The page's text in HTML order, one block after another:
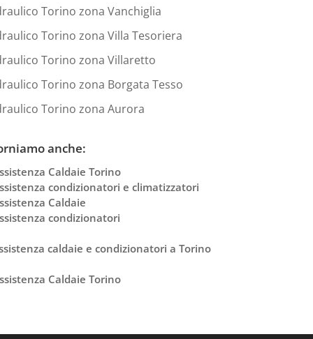
Torino zona Vanchiglia
Torino zona Villa Tesoriera
Torino zona Villaretto
Torino zona Borgata Tesso
Torino zona Aurora
anche:
Caldaie Torino
condizionatori e climatizzatori
Caldaie
condizionatori
caldaie e condizionatori a Torino
Caldaie Torino